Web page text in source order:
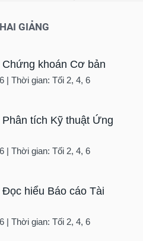
GIẢNG
khoán Cơ bản
| Thời gian: Tối 2, 4, 6
tích Kỹ thuật Ứng
| Thời gian: Tối 2, 4, 6
hiểu Báo cáo Tài
| Thời gian: Tối 2, 4, 6